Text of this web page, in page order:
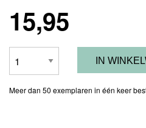
15,95
Meer dan 50 exemplaren in één keer